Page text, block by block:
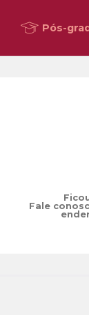
Pós-
Fale